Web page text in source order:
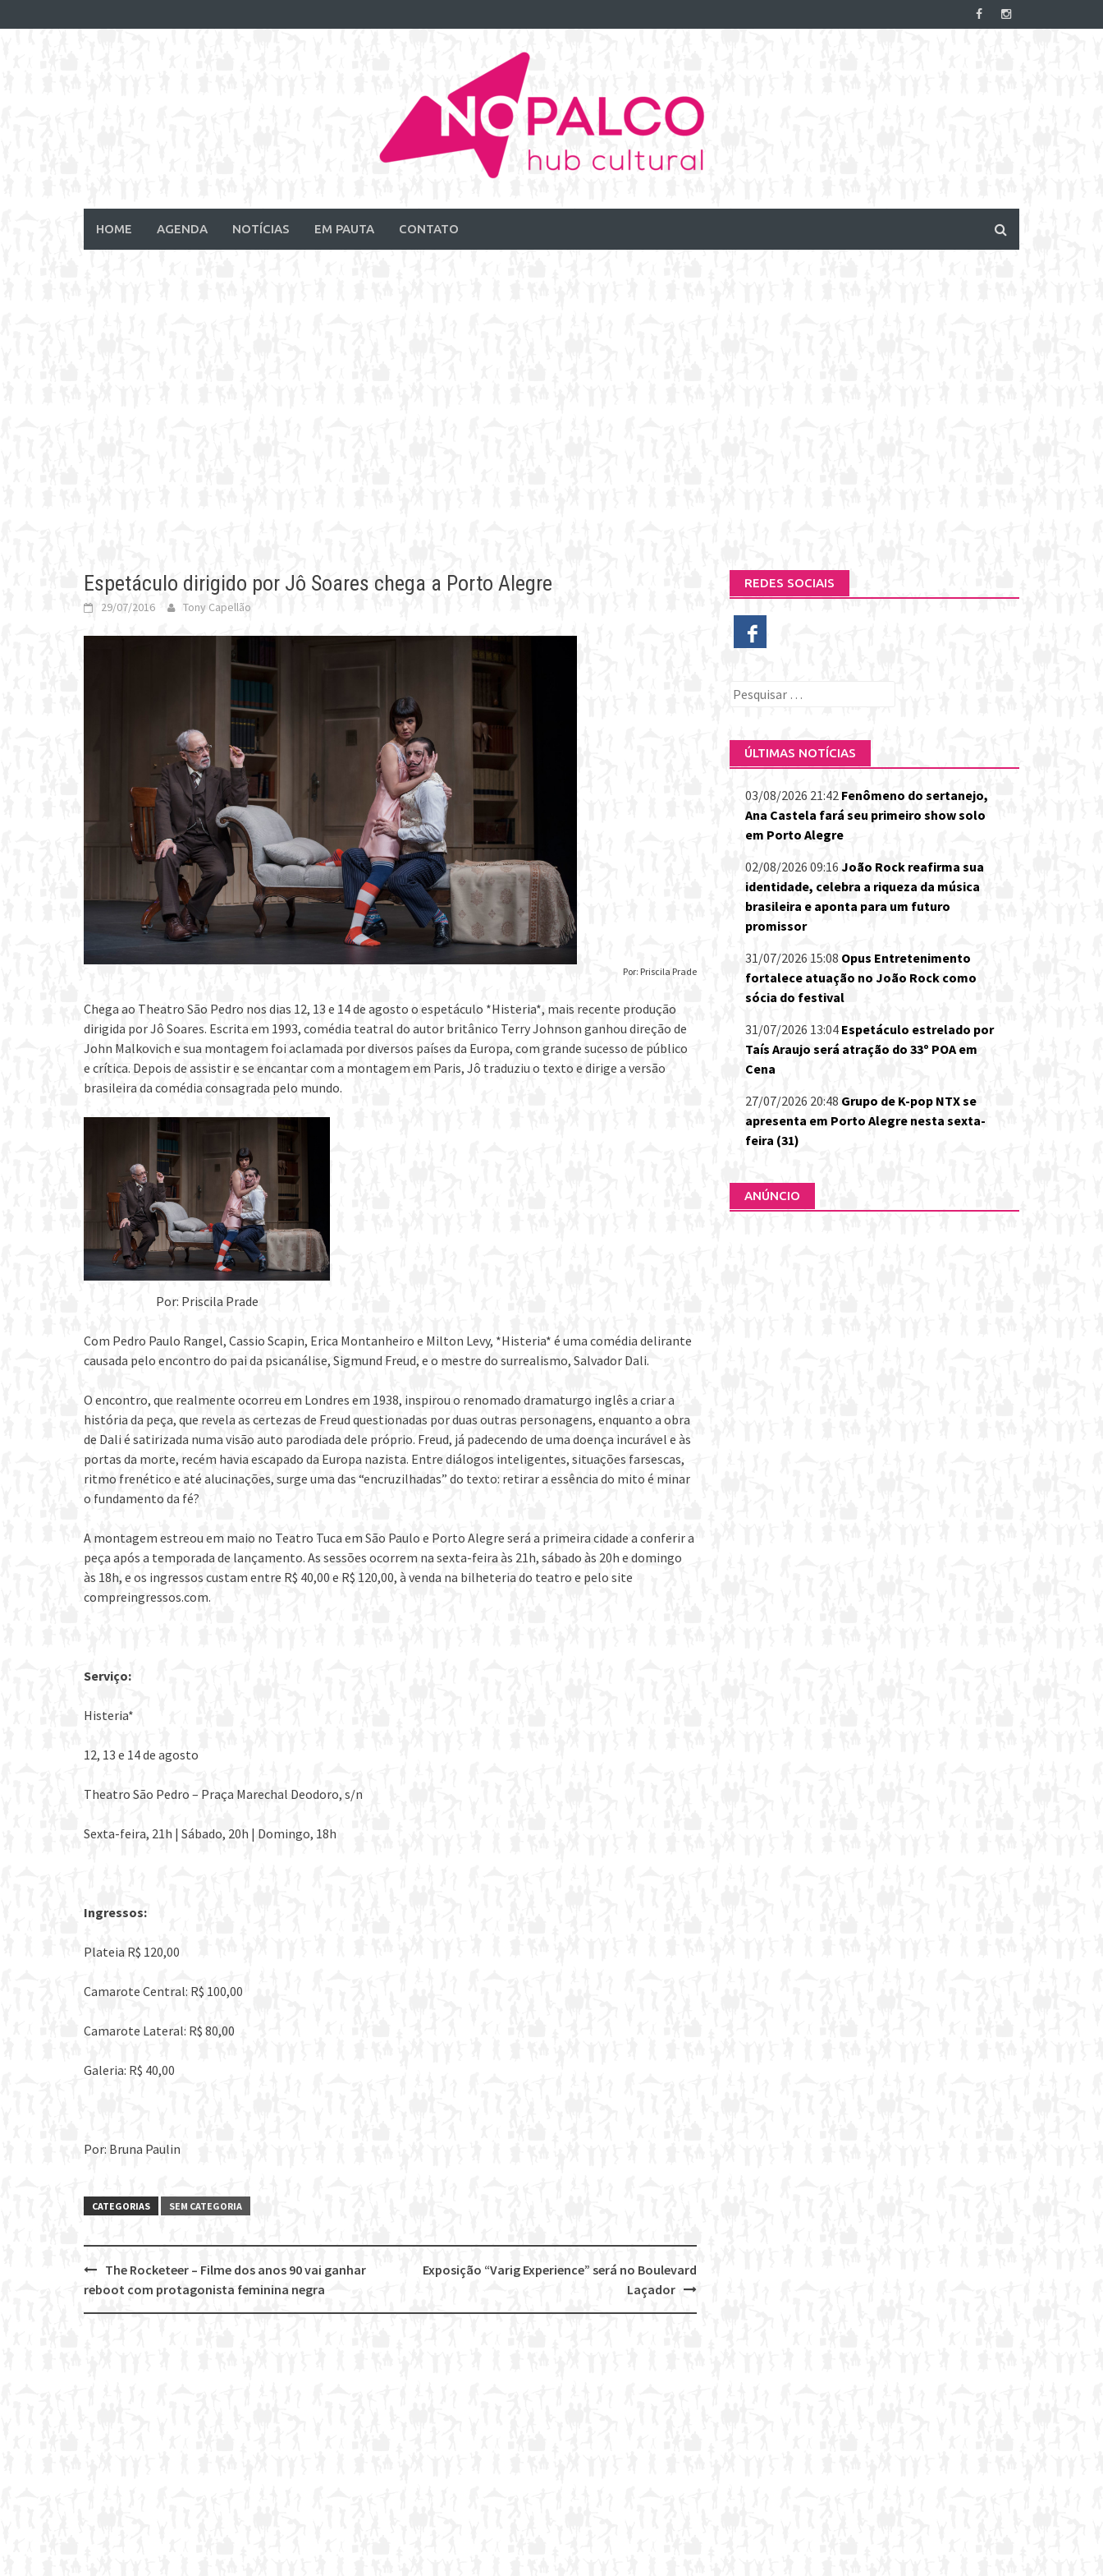
to
HOME AGENDA NOTÍCIAS EM PAUTA CONTATO
Espetáculo dirigido por Jô Soares chega a Porto Alegre
29/07/2016 Tony Capellão
Por: Priscila Prade
Chega ao Theatro São Pedro nos dias 12, 13 e 14 de agosto o espetáculo *Histeria*, mais recente produção
dirigida por Jô Soares. Escrita em 1993, comédia teatral do autor britânico Terry Johnson ganhou direção de
John Malkovich e sua montagem foi aclamada por diversos países da Europa, com grande sucesso de público
e crítica. Depois de assistir e se encantar com a montagem em Paris, Jô traduziu o texto e dirige a versão
brasileira da comédia consagrada pelo mundo.
Por: Priscila Prade
Com Pedro Paulo Rangel, Cassio Scapin, Erica Montanheiro e Milton Levy, *Histeria* é uma comédia delirante
causada pelo encontro do pai da psicanálise, Sigmund Freud, e o mestre do surrealismo, Salvador Dali.
O encontro, que realmente ocorreu em Londres em 1938, inspirou o renomado dramaturgo inglês a criar a
história da peça, que revela as certezas de Freud questionadas por duas outras personagens, enquanto a obra
de Dali é satirizada numa visão auto parodiada dele próprio. Freud, já padecendo de uma doença incurável e às
portas da morte, recém havia escapado da Europa nazista. Entre diálogos inteligentes, situações farsescas,
ritmo frenético e até alucinações, surge uma das “encruzilhadas” do texto: retirar a essência do mito é minar
o fundamento da fé?
A montagem estreou em maio no Teatro Tuca em São Paulo e Porto Alegre será a primeira cidade a conferir a
peça após a temporada de lançamento. As sessões ocorrem na sexta-feira às 21h, sábado às 20h e domingo
às 18h, e os ingressos custam entre R$ 40,00 e R$ 120,00, à venda na bilheteria do teatro e pelo site
compreingressos.com.
Serviço:
Histeria*
12, 13 e 14 de agosto
Theatro São Pedro – Praça Marechal Deodoro, s/n
Sexta-feira, 21h | Sábado, 20h | Domingo, 18h
Ingressos:
Plateia R$ 120,00
Camarote Central: R$ 100,00
Camarote Lateral: R$ 80,00
Galeria: R$ 40,00
Por: Bruna Paulin
CATEGORIAS SEM CATEGORIA
Post
navigation
Exposição “Varig Experience” será no Boulevard
Laçador
The Rocketeer – Filme dos anos 90 vai ganhar
reboot com protagonista feminina negra
REDES SOCIAIS
Pesquisar
ÚLTIMAS NOTÍCIAS
03/08/2026 21:42 Fenômeno do sertanejo,
Ana Castela fará seu primeiro show solo
em Porto Alegre
02/08/2026 09:16 João Rock reafirma sua
identidade, celebra a riqueza da música
brasileira e aponta para um futuro
promissor
31/07/2026 15:08 Opus Entretenimento
fortalece atuação no João Rock como
sócia do festival
31/07/2026 13:04 Espetáculo estrelado por
Taís Araujo será atração do 33º POA em
Cena
27/07/2026 20:48 Grupo de K-pop NTX se
apresenta em Porto Alegre nesta sexta-
feira (31)
ANÚNCIO